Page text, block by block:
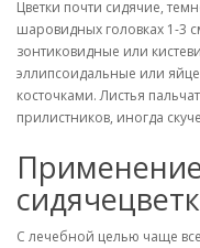
Цветки почти сидячие,
шаровидных головках 1-3
зонтиковидные или
эллипсоидальные или
косточками. Листья
прилистников, иногда
С лечебной целью чаще